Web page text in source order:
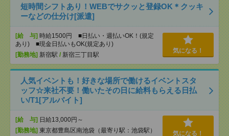
短時間シフトあり！WEBでサクッと登録OK＊クッキ
ーなどの仕分け[派遣]
[給 与] 時給1500円 ■日払い・週払いOK！(規定
あり) ■現金日払いもOK(規定あり)
[勤務地] 新宿駅 / 新宿三丁目駅
気になる！
人気イベントも！好きな場所で働けるイベントスタ
ッフ☆来社不要！働いたその日に給料もらえる日払
い/T1[アルバイト]
[給 与] 日給13,000円～
[勤務地] 東京都豊島区南池袋（最寄り駅：池袋駅） 気になる！